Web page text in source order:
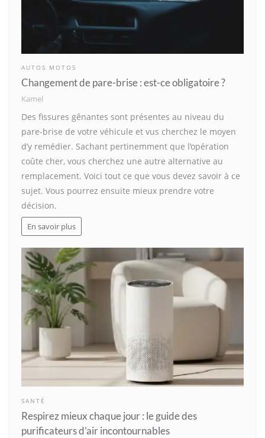
AUTOS MOTOS
Changement de pare-brise : est-ce obligatoire ?
Kamel
Des fissures gênantes sont présentes au niveau du
pare-brise de votre véhicule et vus cherchez le moyen
d’y remédier. Sachant pertinemment que l’opération
coûte cher, vous cherchez une autre alternative au
remplacement. Voici tout ce que vous devez savoir à ce
sujet. Vous pourrez ensuite mieux prendre votre
décision.
En savoir plus
SANTÉ
Respirez mieux chaque jour : le guide des
purificateurs d’air incontournables